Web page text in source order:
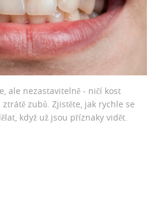
ale nezastavitelně - ničí kost
zubů. Zjistěte, jak rychle se
když už jsou příznaky vidět.